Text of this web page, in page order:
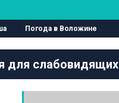
Погода в Воложине
для слабовидящих